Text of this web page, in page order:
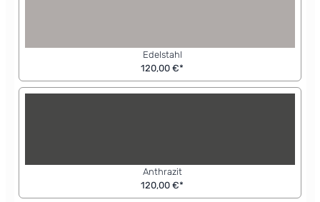
Edelstahl
120,00 €*
Anthrazit
120,00 €*